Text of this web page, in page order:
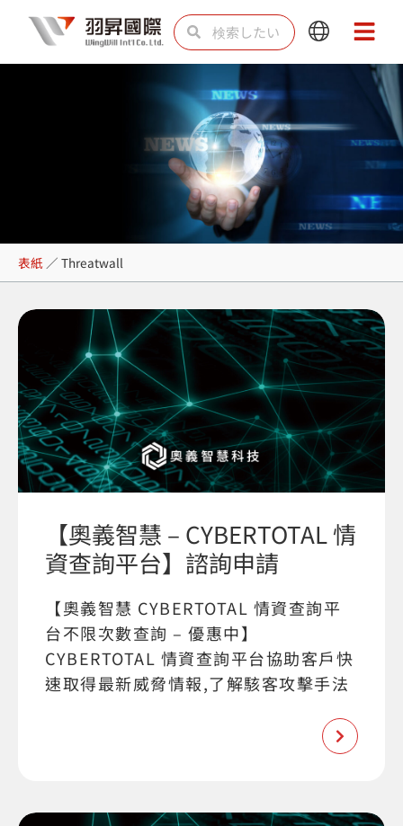
を
検
索 索
Main
Menu
Main
Menu
Threatwall
表紙 ／ Threatwall
【奧義智慧 – CYBERTOTAL 情
資查詢平台】諮詢申請
【奧義智慧 CYBERTOTAL 情資查詢平
台不限次數查詢 – 優惠中】
CYBERTOTAL 情資查詢平台協助客戶快
速取得最新威脅情報,了解駭客攻擊手法